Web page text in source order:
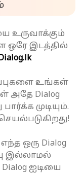
உருவாக்கும்
இடத்தில்
உங்கள்
அதே Dialog
முடியும்.
ஒரு Dialog
இல்லாமல்
ஐடியை